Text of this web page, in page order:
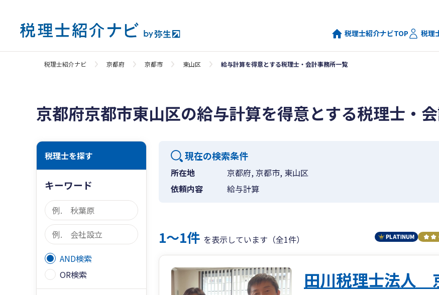
税理士紹介ナビTOP 税理
税理士紹介ナビ 京都府 京都市 東山区 給与計算を得意とする税理士・会計事務所一覧
京都府京都市東山区の給与計算を得意とする税理士・
税理士を探す
キーワード
AND検索
OR検索
現在の検索条件
所在地
京都府, 京都市, 東山区
依頼内容
給与計算
1〜1件 を表示しています（全1件）
田川税理士法人